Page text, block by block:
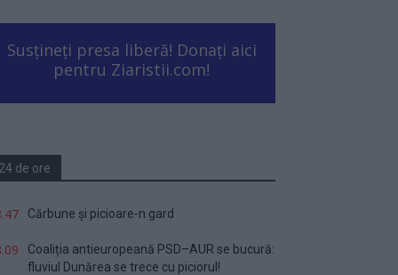
Susțineți presa liberă! Donați aici
pentru Ziaristii.com!
24 de ore
Cărbune și picioare-n gard
Coaliția antieuropeană PSD–AUR se bucură:
fluviul Dunărea se trece cu piciorul!